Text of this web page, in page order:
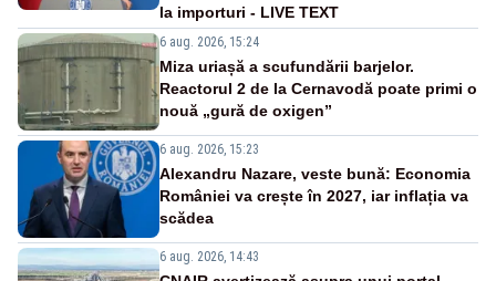
la importuri - LIVE TEXT
6 aug. 2026, 15:24
Miza uriașă a scufundării barjelor.
Reactorul 2 de la Cernavodă poate primi o
nouă „gură de oxigen”
6 aug. 2026, 15:23
Alexandru Nazare, veste bună: Economia
României va crește în 2027, iar inflația va
scădea
6 aug. 2026, 14:43